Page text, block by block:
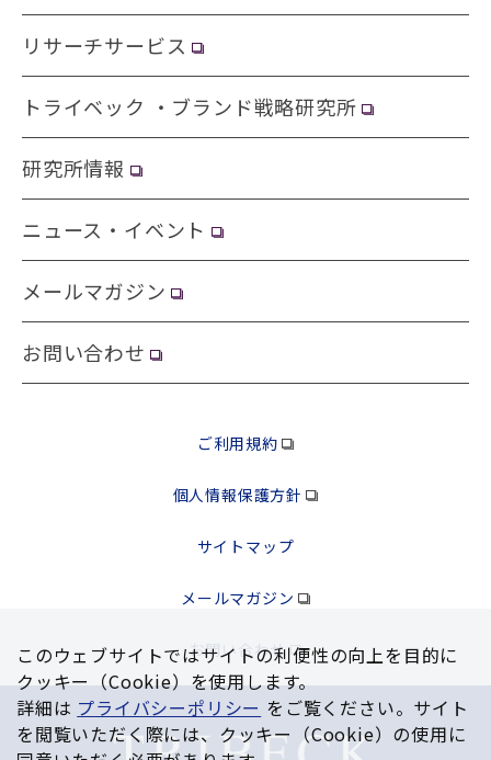
リサーチサービス
トライベック ・ブランド戦略研究所
研究所情報
ニュース・イベント
メールマガジン
お問い合わせ
ご利用規約
個人情報保護方針
サイトマップ
メールマガジン
お問い合わせ
このウェブサイトではサイトの利便性の向上を⽬的に
クッキー（Cookie）を使⽤します。
詳細は プライバシーポリシー をご覧ください。サイト
を閲覧いただく際には、クッキー（Cookie）の使⽤に